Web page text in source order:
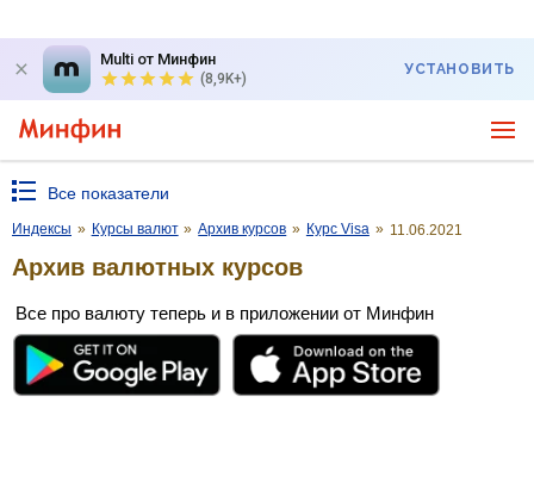
Multi от Минфин
(8,9K+)
УСТАНОВИТЬ
Все показатели
Индексы » Курсы валют » Архив курсов » Курс Visa » 11.06.2021
Архив валютных курсов
Все про валюту теперь и в приложении от Минфин